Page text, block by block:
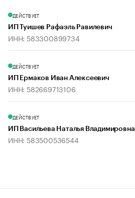
ДЕЙСТВУЕТ
ИП Туишев Рафаэль Равилевич
ИНН: 583300899734
ДЕЙСТВУЕТ
ИП Ермаков Иван Алексеевич
ИНН: 582669713106
ДЕЙСТВУЕТ
ИП Васильева Наталья Владимировна
ИНН: 583500536544